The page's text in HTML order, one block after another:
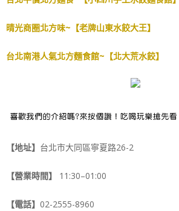
晴光商圈北方味~【老牌山東水餃大王】
台北南港人氣北方麵食館~【北大荒水餃】
【地址】 台北市大同區寧夏路26-2
【營業時間】 11:30–01:00
【電話】 02-2555-8960